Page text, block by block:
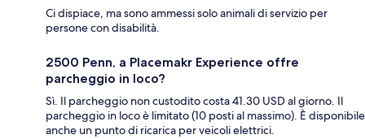
Ci dispiace, ma sono ammessi solo animali di servizio per
persone con disabilità.
2500 Penn, a Placemakr Experience offre
parcheggio in loco?
Sì. Il parcheggio non custodito costa 41.30 USD al giorno. Il
parcheggio in loco è limitato (10 posti al massimo). È disponibile
anche un punto di ricarica per veicoli elettrici.